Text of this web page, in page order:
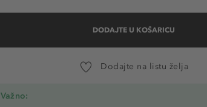
DODAJTE U KOŠARICU
Dodajte na listu želja
Važno: